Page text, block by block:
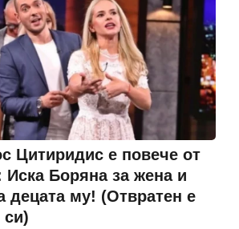
Цитиридис е повече от
Иска Боряна за жена и
децата му! (Отвратен е
си)